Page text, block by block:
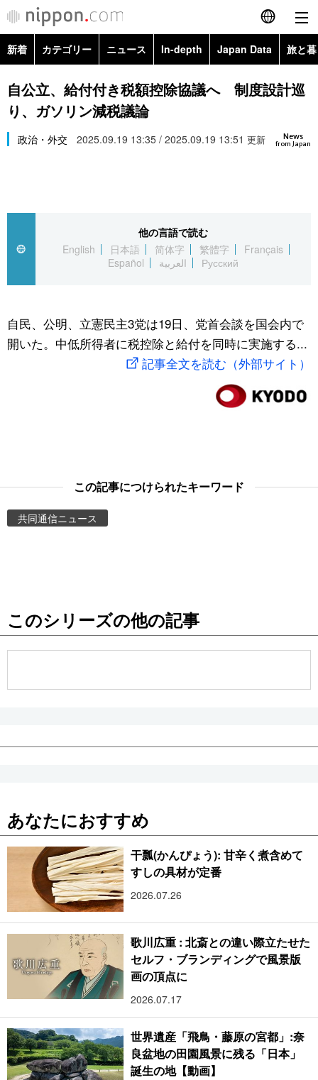
English
简体字
Русский
カテゴリー
経済・ビジネス
国際
文化
トップ
アーカイブ
In-depth
Japan Data
動画/Live
お知らせ
新着 カテゴリー ニュース In-depth Japan Data 旅と
政治・外交
経済・ビジネス
スポーツ・東京2020
Topics
自公立、給付付き税額控除協議へ 制度設計巡
り、ガソリン減税議論
News
from Japan
政治・外交 2025.09.19 13:35 / 2025.09.19 13:51 更新
他の言語で読む
English
日本語 简体字 繁體字
Français
Español
العربية Русский
自民、公明、立憲民主3党は19日、党首会談を国会内で
開いた。中低所得者に税控除と給付を同時に実施する...
記事全文を読む（外部サイト）
この記事につけられたキーワード
共同通信ニュース
このシリーズの他の記事
あなたにおすすめ
干瓢(かんぴょう): 甘辛く煮含めて
すしの具材が定番
2026.07.26
歌川広重 : 北斎との違い際立たせた
セルフ・ブランディングで風景版
画の頂点に
2026.07.17
世界遺産「飛鳥・藤原の宮都」:奈
良盆地の田園風景に残る「日本」
誕生の地【動画】